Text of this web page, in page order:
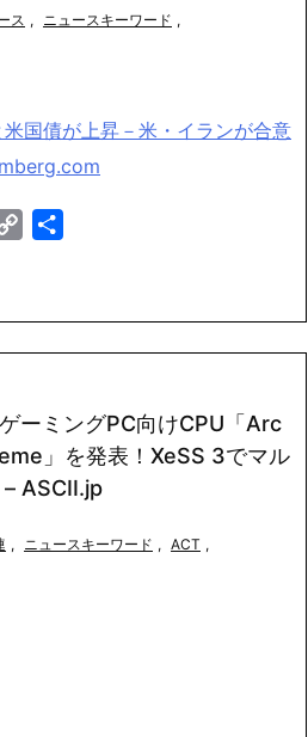
ス , ニュースキーワード ,
国債が上昇－米・イランが合意
Copy
ーミングPC向けCPU「Arc
」を発表！XeSS 3でマル
ASCII.jp
, ニュースキーワード , ACT ,